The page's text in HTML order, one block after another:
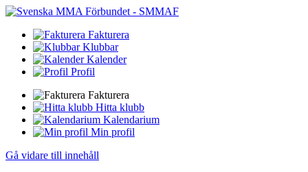
Fakturera
Klubbar
Kalender
Profil
Fakturera
Hitta klubb
Kalendarium
Min profil
Gå vidare till innehåll